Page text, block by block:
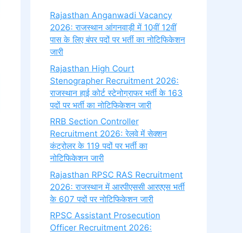
Rajasthan Anganwadi Vacancy
2026: राजस्थान आंगनवाड़ी में 10वीं 12वीं
पास के लिए बंपर पदों पर भर्ती का नोटिफिकेशन
जारी
Rajasthan High Court
Stenographer Recruitment 2026:
राजस्थान हाई कोर्ट स्टेनोग्राफर भर्ती के 163
पदों पर भर्ती का नोटिफिकेशन जारी
RRB Section Controller
Recruitment 2026: रेलवे में सेक्शन
कंट्रोलर के 119 पदों पर भर्ती का
नोटिफिकेशन जारी
Rajasthan RPSC RAS Recruitment
2026: राजस्थान में आरपीएससी आरएएस भर्ती
के 607 पदों पर नोटिफिकेशन जारी
RPSC Assistant Prosecution
Officer Recruitment 2026: